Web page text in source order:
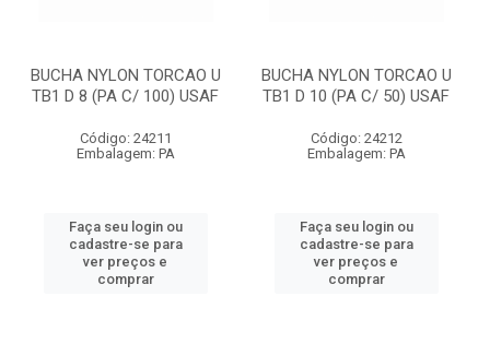
BUCHA NYLON TORCAO U
TB1 D 8 (PA C/ 100) USAF
Código: 24211
Embalagem: PA
Faça seu login ou
cadastre-se para
ver preços e
comprar
BUCHA NYLON TORCAO U
TB1 D 10 (PA C/ 50) USAF
Código: 24212
Embalagem: PA
Faça seu login ou
cadastre-se para
ver preços e
comprar